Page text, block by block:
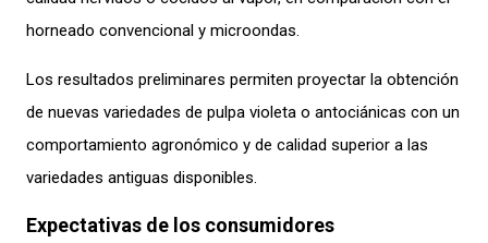
horneado convencional y microondas.
Los resultados preliminares permiten proyectar la obtención
de nuevas variedades de pulpa violeta o antociánicas con un
comportamiento agronómico y de calidad superior a las
variedades antiguas disponibles.
Expectativas de los consumidores